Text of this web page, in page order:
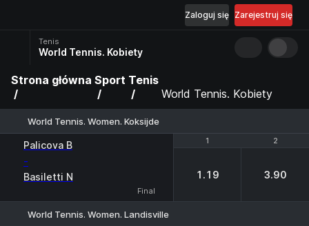
Zarejestruj się
Zaloguj się
Tenis
World Tennis. Kobiety
Strona główna Sport Tenis
World Tennis. Kobiety
World Tennis. Women. Koksijde
1 2
Palicova B
-
Basiletti N
Final
1 2
1.19 3.90
World Tennis. Women. Landisville